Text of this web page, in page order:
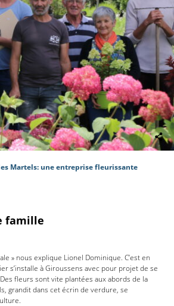
Martels: une entreprise fleurissante
famille
» nous explique Lionel Dominique. C’est en
s’installe à Giroussens avec pour projet de se
fleurs sont vite plantées aux abords de la
grandit dans cet écrin de verdure, se